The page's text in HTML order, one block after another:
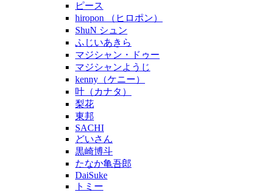
ピース
hiropon （ヒロポン）
ShuN シュン
ふじいあきら
マジシャン・ドゥー
マジシャンようじ
kenny（ケニー）
叶（カナタ）
梨花
東邦
SACHI
どいさん
黒崎博斗
たなか亀吾郎
DaiSuke
トミー